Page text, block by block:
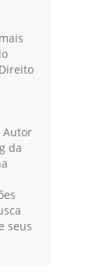
Autor
da
seus